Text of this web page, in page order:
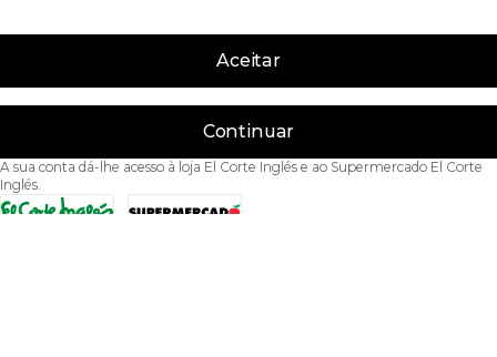
Aceitar
Continuar
A sua conta dá-lhe acesso à loja El Corte Inglés e ao Supermercado El Corte
Inglés.